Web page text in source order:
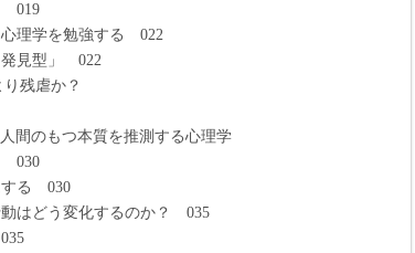
019
理学を勉強する 022
見型」 022
残虐か？
のもつ本質を推測する心理学
030
る 030
はどう変化するのか？ 035